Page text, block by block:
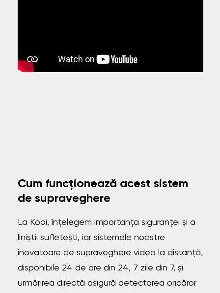
Cum funcționează acest sistem
de supraveghere
La Kooi, înțelegem importanța siguranței și a
liniștii sufletești, iar sistemele noastre
inovatoare de supraveghere video la distanță,
disponibile 24 de ore din 24, 7 zile din 7, și
urmărirea directă asigură detectarea oricăror